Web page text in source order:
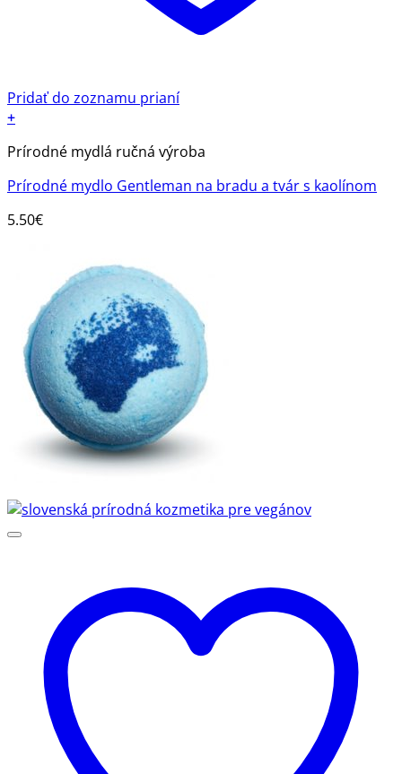
Pridať do zoznamu prianí
+
Prírodné mydlá ručná výroba
Prírodné mydlo Gentleman na bradu a tvár s kaolínom
5.50€